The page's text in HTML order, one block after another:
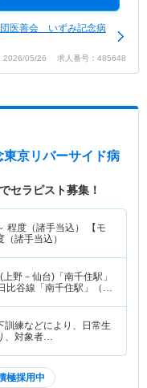
医善会 いずみ記念病
2026/05/26 求人番号：485648
京リバーサイド病
セラピスト募集！
程度（諸手当込） 【モ
（諸手当込）
上野－仙台)「南千住駅」
比谷線「南千住駅」（徒
訓練などにより、日常生
、対象者…
極採用中